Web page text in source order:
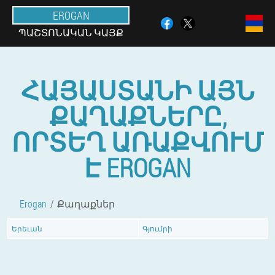
EROGAN
ՊԱՇՏՈՆԱԿԱՆ ԿԱՅՔ
ՀԱՅԱՍՏԱՆԻ ԱՅՆ
ՔԱՂԱՔՆԵՐԸ,
ՈՐՏԵՂ ԱՌԱՔՎՈՒՄ
Է EROGAN
Erogan Քաղաքներ
Երեւան Գյումրի